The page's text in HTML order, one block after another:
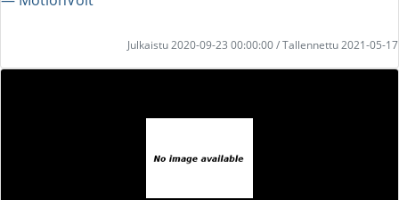
Julkaistu 2020-09-23 00:00:00 / Tallennettu 2021-05-17